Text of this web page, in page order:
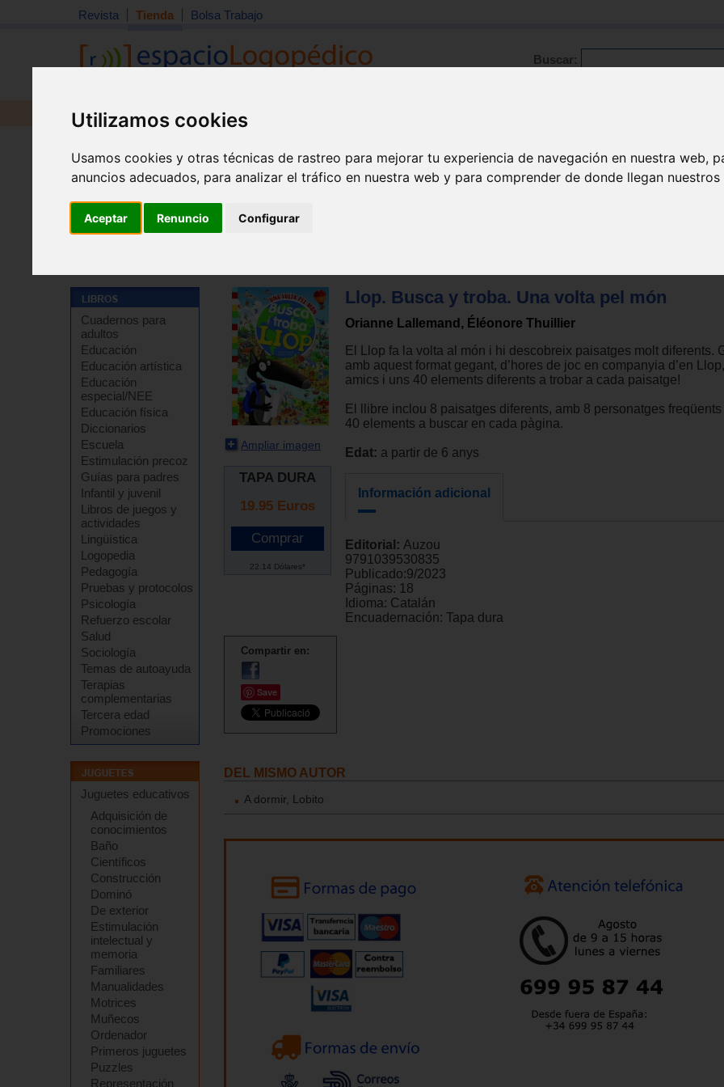
Utilizamos cookies
Usamos cookies y otras técnicas de rastreo para mejorar tu experiencia de navegación en nuestra web,
anuncios adecuados, para analizar el tráfico en nuestra web y para comprender de donde llegan
Aceptar Renuncio Configurar
Revista Tienda Bolsa Trabajo
Buscar:
Revista Libros Material
Cuadernos para
adultos
Educación
Educación artística
Educación
especial/NEE
Educación física
Diccionarios
Escuela
Estimulación precoz
Guías para padres
Infantil y juvenil
Libros de juegos y
actividades
Lingüística
Logopedia
Pedagogía
Pruebas y protocolos
Psicología
Refuerzo escolar
Salud
Sociología
Temas de autoayuda
Terapias
complementarias
Tercera edad
Promociones
Juguetes educativos
Adquisición de
conocimientos
Baño
Científicos
Construcción
Dominó
De exterior
Estimulación
intelectual y
memoria
Familiares
Manualidades
Motrices
Muñecos
Ordenador
Primeros juguetes
Puzzles
Representación
Ampliar imagen
TAPA DURA
19.95 Euros
22.14 Dólares*
Compartir en:
Save
Llop. Busca y troba. Una volta pel món
Orianne Lallemand, Éléonore Thuillier
El Llop fa la volta al món i hi descobreix paisatges molt diferents.
amb aquest format gegant, d’hores de joc en companyia d’en
amics i uns 40 elements diferents a trobar a cada paisatge!
El llibre inclou 8 paisatges diferents, amb 8 personatges
40 elements a buscar en cada pàgina.
Edat: a partir de 6 anys
Información adicional
Editorial: Auzou
9791039530835
Publicado:9/2023
Páginas: 18
Idioma: Catalán
Encuadernación:
Tapa dura
DEL MISMO AUTOR
A dormir, Lobito